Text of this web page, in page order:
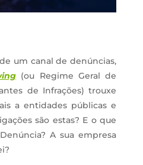
um canal de denúncias,
(ou Regime Geral de
de Infrações) trouxe
a entidades públicas e
são estas? E o que
A sua empresa